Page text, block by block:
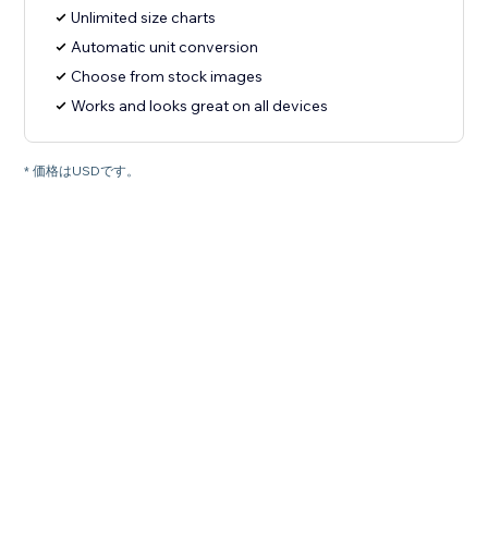
Unlimited size charts
Automatic unit conversion
Choose from stock images
Works and looks great on all devices
* 価格はUSDです。